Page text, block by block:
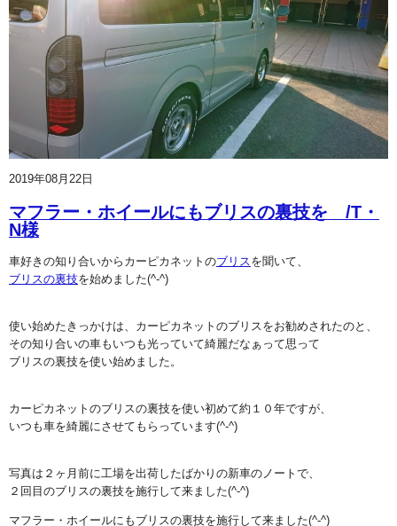
2019年08月22日
マフラー・ホイールにもブリスの裏技を /T・
N様
車好きの知り合いからカーピカネットのブリス を聞いて、
ブリスの裏技を始めました(^-^)
使い始めたきっかけは、カーピカネットのブリスをお勧めされたのと、
その知り合いの車もいつも光っていて綺麗だなぁって思って
ブリスの裏技を使い始めました。
カーピカネットのブリスの裏技を使い初めて約１０年ですが、
いつも車を綺麗にさせてもらっています(^-^)
写真は２ヶ月前に工場を出荷したばかりの新車のノートで、
２回目のブリスの裏技を施行して来ました(^-^)
マフラー・ホイールにもブリスの裏技を施行して来ました(^-^)